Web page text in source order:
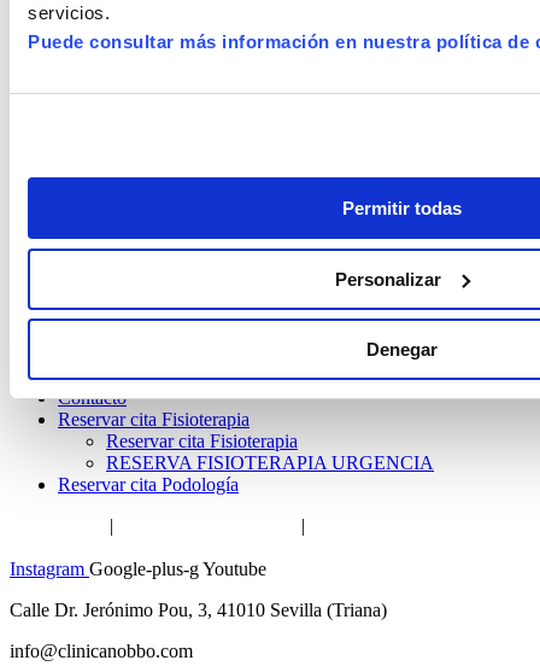
servicios.
Puede consultar más información en nuestra política de
Permitir todas
Personalizar
Denegar
Podología
Educación Maternal
Contacto
Reservar cita Podología
Especialidades
Osteopatía
Tdcs
Contacto
Reservar cita Fisioterapia
Reservar cita Fisioterapia
RESERVA FISIOTERAPIA URGENCIA
Reservar cita Podología
| |
Instagram Google-plus-gYoutube
Calle Dr. Jerónimo Pou, 3, 41010 Sevilla (Triana)
info@clinicanobbo.com